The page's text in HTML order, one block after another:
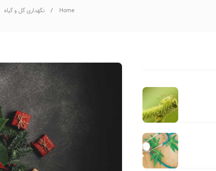
Home نگهداری گل و گیاه